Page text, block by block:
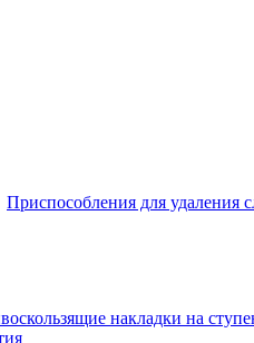
Приспособления для удаления
накладки на